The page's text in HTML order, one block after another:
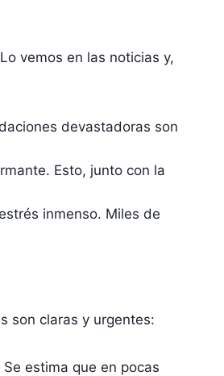
vemos en las noticias y,
devastadoras son
Esto, junto con la
inmenso. Miles de
son claras y urgentes:
estima que en pocas